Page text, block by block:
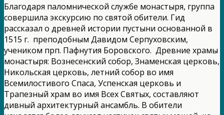
Благодаря паломнической службе монастыря, группа
совершила экскурсию по святой обители. Гид
рассказал о древней истории пустыни основанной в
1515 г. преподобным Давидом Серпуховским,
учеником прп. Пафнутия Боровского. Древние храмы
монастыря: Вознесенский собор, Знаменская церковь,
Никольская церковь, летний собор во имя
Всемилостивого Спаса, Успенская церковь и
Трапезный храм во имя Всех Святых, составляют
дивный архитектурный ансамбль. В обители